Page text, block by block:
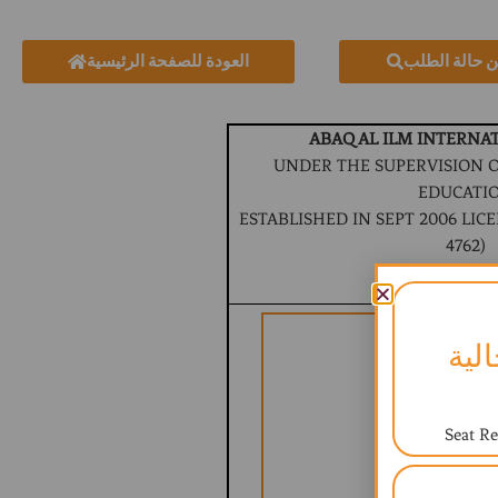
العودة للصفحة الرئيسية حالة الطلب
ABAQ AL ILM
UNDER THE SUPERVISION
ESTABLISHED IN SEPT 2006
4762)
BRITISH